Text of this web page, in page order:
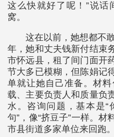
这么快就好了呢！”说话
窝。
这在以前，她想都不
年，她和丈夫钱新付结束
市怀远县，租了间门面开
节大多已模糊，但陈娟记
单就让她自己准备。材
载、主要负责人和质量负
水。咨询问题，基本是“
句”，像“挤豆子”一样。
市县街道多家单位来回跑。